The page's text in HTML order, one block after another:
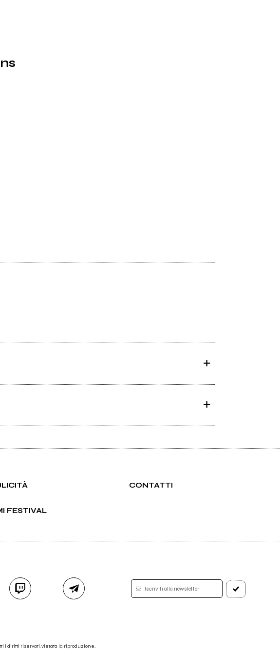
CONTATTI
FESTIVAL
Iscriviti alla newsletter
i diritti riservati, vietata la riproduzione.